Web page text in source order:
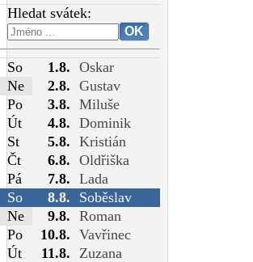
Hledat svátek:
So 1.8. Oskar
Ne
2.8. Gustav
Po
3.8. Miluše
Út
4.8. Dominik
St
5.8. Kristián
Čt
6.8. Oldřiška
Pá
7.8. Lada
So
8.8.
Soběslav
Ne
9.8. Roman
Po
10.8. Vavřinec
Út
11.8.
Zuzana